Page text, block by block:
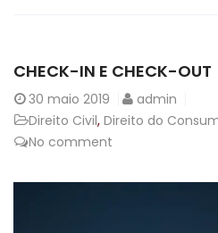
CHECK-IN E CHECK-OUT
30 maio 2019
admin
Direito Civil, Direito do
No comment